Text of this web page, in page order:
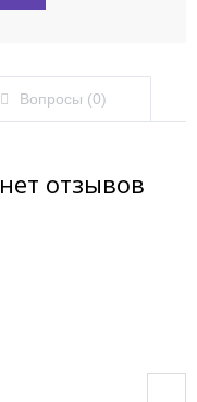
Вопросы (0)
отзывов